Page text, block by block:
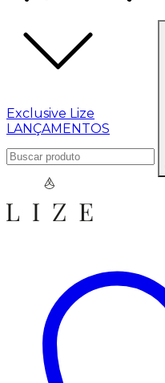
Exclusive Lize
LANÇAMENTOS